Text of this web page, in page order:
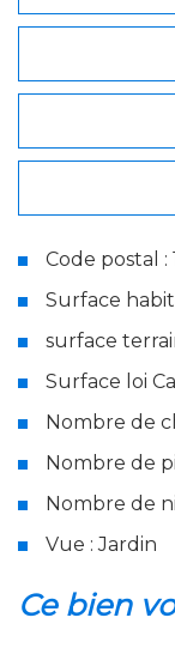
Code postal :
Surface
surface
Surface loi
Nombre de
Nombre de
Nombre de
Vue : Jardin
la ville
ce bien